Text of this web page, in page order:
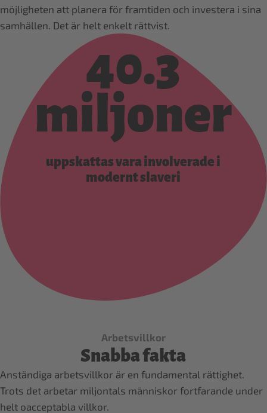
möjligheten att planera för framtiden och investera i sina
samhällen. Det är helt enkelt rättvist.
40.3
miljoner
uppskattas vara involverade i
modernt slaveri
Arbetsvillkor
Snabba fakta
Anständiga arbetsvillkor är en fundamental rättighet.
Trots det arbetar miljontals människor fortfarande under
helt oacceptabla villkor.